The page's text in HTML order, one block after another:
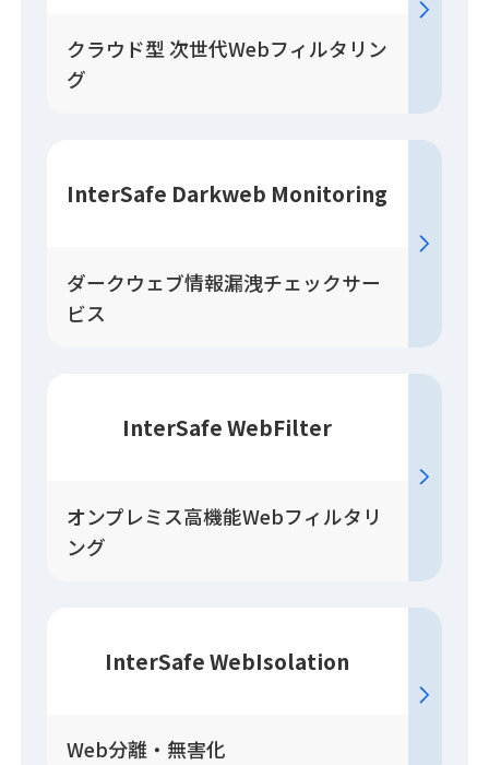
クラウド型 次世代Webフィルタリン
グ
InterSafe Darkweb Monitoring
ダークウェブ情報漏洩チェックサー
ビス
InterSafe WebFilter
オンプレミス高機能Webフィルタリ
ング
InterSafe WebIsolation
Web分離・無害化